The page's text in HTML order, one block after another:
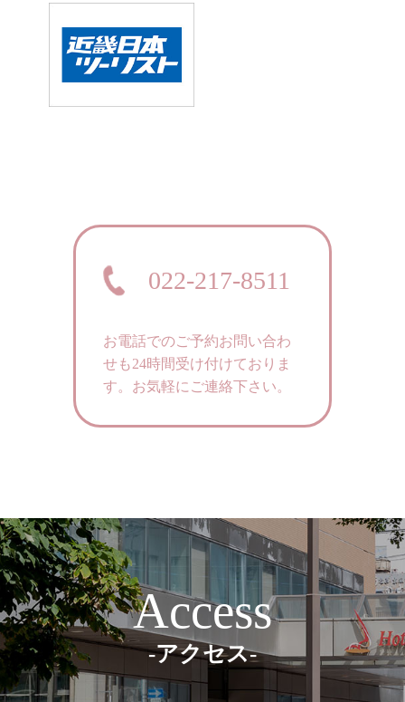
022-217-8511
お電話でのご予約お問い合わ
せも24時間受け付けておりま
す。 お気軽にご連絡下さい。
Access
-アクセス-